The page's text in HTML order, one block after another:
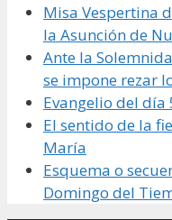
Misa Vespertina
la Asunción de
Ante la
se impone rezar
Evangelio del día
El sentido de la
María
Esquema o
Domingo del